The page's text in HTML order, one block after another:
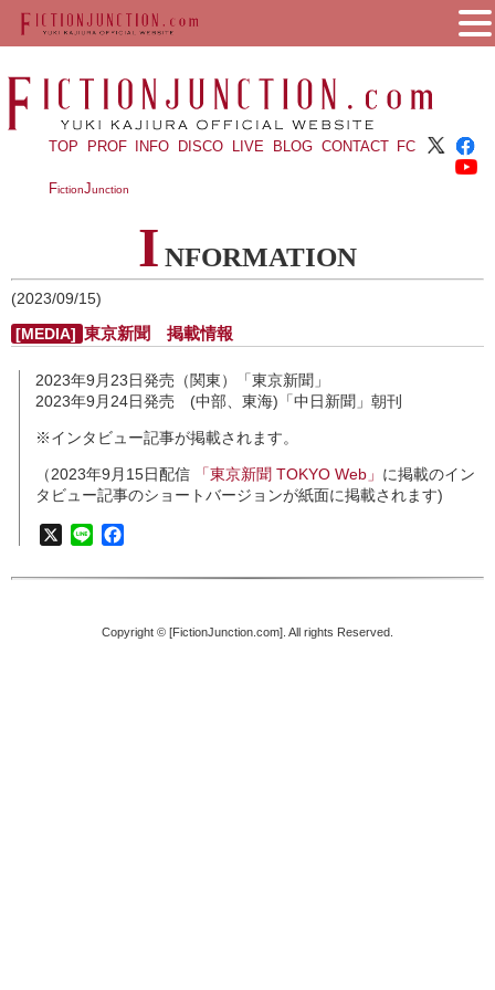
TOP PROF INFO DISCO LIVE BLOG CONTACT FC
FictionJunction
I NFORMATION
(2023/09/15)
[MEDIA] 東京新聞 掲載情報
2023年9月23日発売（関東）「東京新聞」
2023年9月24日発売 (中部、東海)「中日新聞」朝刊
※インタビュー記事が掲載されます。
（2023年9月15日配信 「東京新聞 TOKYO Web」 に掲載のイン
タビュー記事のショートバージョンが紙面に掲載されます)
X Line
Copyright © [FictionJunction.com]. All rights Reserved.